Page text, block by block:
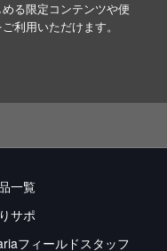
る限定コンテンツや便
利用いただけます。
一覧
サポ
フィールドスタッフ